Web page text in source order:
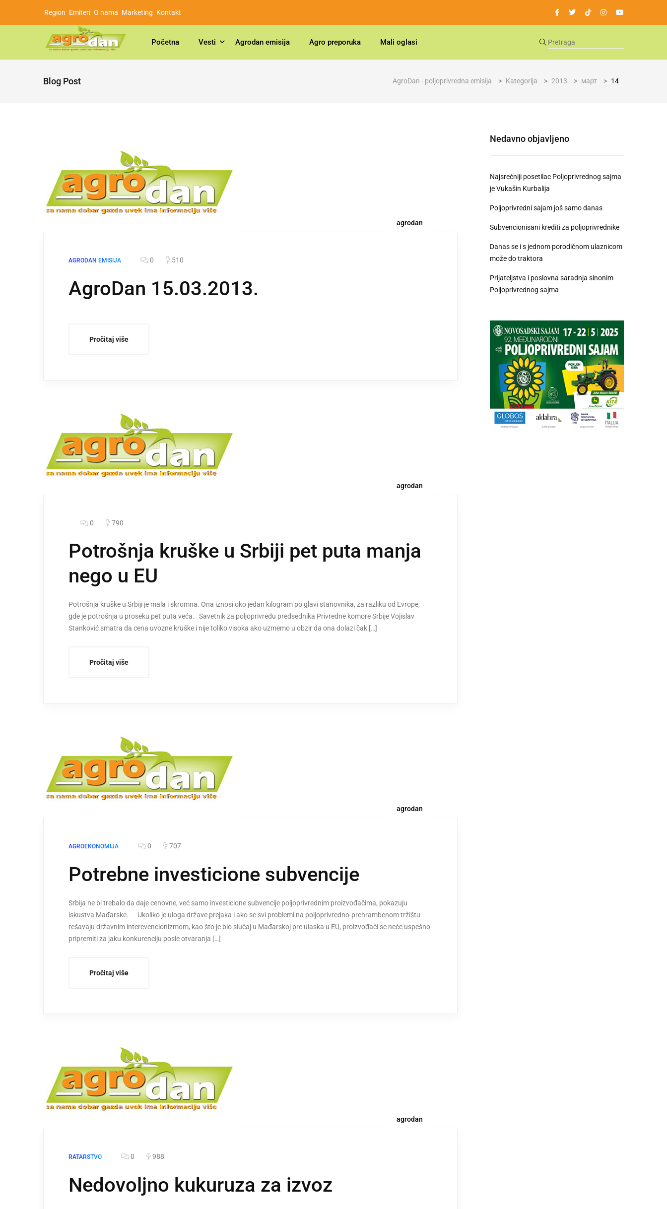
Region Emiteri O nama Marketing Kontakt
Početna Vesti Agrodan emisija Agro preporuka Mali oglasi
Blog Post AgroDan - poljoprivredna emisija > Kategorija > 2013 > март > 14
agrodan
AGRODAN EMISIJA 0 510
AgroDan 15.03.2013.
Pročitaj više
agrodan
0 790
Potrošnja kruške u Srbiji pet puta manja
nego u EU
Potrošnja kruške u Srbiji je mala i skromna. Ona iznosi oko jedan kilogram po glavi stanovnika, za razliku od Evrope,
gde je potrošnja u proseku pet puta veća. Savetnik za poljoprivredu predsednika Privredne komore Srbije Vojislav
Stanković smatra da cena uvozne kruške i nije toliko visoka ako uzmemo u obzir da ona dolazi čak […]
Pročitaj više
agrodan
AGROEKONOMIJA 0 707
Potrebne investicione subvencije
Srbija ne bi trebalo da daje cenovne, već samo investicione subvencije poljoprivrednim proizvođačima, pokazuju
iskustva Mađarske. Ukoliko je uloga države prejaka i ako se svi problemi na poljoprivredno-prehrambenom tržištu
rešavaju državnim interevencionizmom, kao što je bio slučaj u Mađarskoj pre ulaska u EU, proizvođači se neće uspešno
pripremiti za jaku konkurenciju posle otvaranja […]
Pročitaj više
agrodan
RATARSTVO 0 988
Nedovoljno kukuruza za izvoz
Nedavno objavljeno
Najsrećniji posetilac Poljoprivrednog sajma
je Vukašin Kurbalija
Poljoprivredni sajam još samo danas
Subvencionisani krediti za poljoprivrednike
Danas se i s jednom porodičnom ulaznicom
može do traktora
Prijateljstva i poslovna saradnja sinonim
Poljoprivrednog sajma